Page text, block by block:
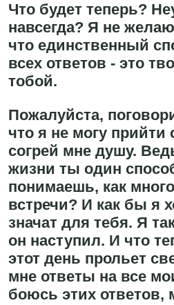
Что будет теперь?
навсегда? Я не
что единственный
всех ответов - это
тобой.
Пожалуйста,
что я не могу
согрей мне душу.
жизни ты один
понимаешь, как
встречи? И как бы я
значат для тебя. Я
он наступил. И что
этот день прольет
мне ответы на все
боюсь этих ответов,